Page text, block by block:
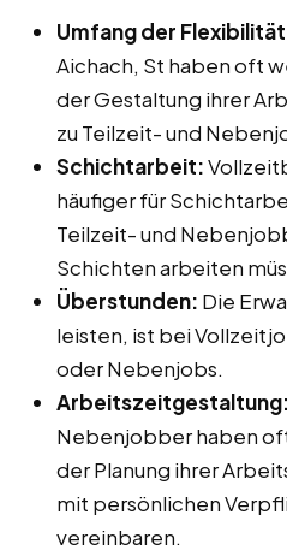
Umfang der
Aichach, St haben oft
der Gestaltung ihrer
zu Teilzeit- und
Schichtarbeit:
häufiger für
Teilzeit- und
Schichten arbeiten
Überstunden: Die
leisten, ist bei
oder Nebenjobs.
Arbeitszeitgestaltung:
Nebenjobber haben
der Planung ihrer
mit persönlichen
vereinbaren.